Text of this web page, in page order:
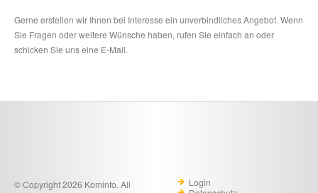
Gerne erstellen wir Ihnen bei Interesse ein unverbindliches Angebot. Wenn
Sie Fragen oder weitere Wünsche haben, rufen Sie einfach an oder
schicken Sie uns eine E-Mail.
© Copyright 2026 Kominfo. All
Login